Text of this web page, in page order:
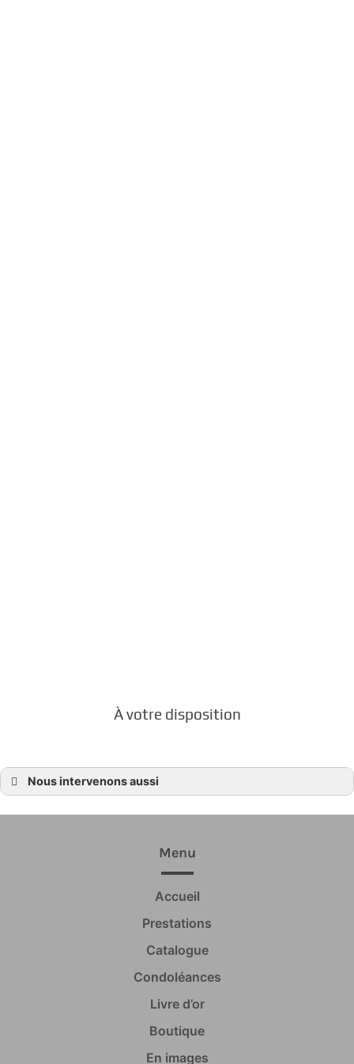
À votre disposition
Nous intervenons aussi
Contrat d’obsèques Saint-Briac-sur-Mer
Contrat d’obsèques Saint-Jacut-de-la-Mer
Contrat d’obsèques Languenan
Contrat d’obsèques Pleslin-Trigavou
Contrat d’obsèques Plouër-sur-Rance
Contrat d’obsèques Saint-Lunaire
Menu
Accueil
Prestations
Catalogue
Condoléances
Livre d’or
Boutique
En images